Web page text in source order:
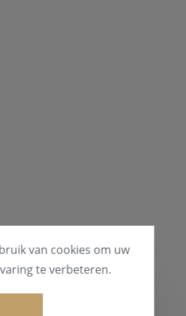
van cookies om uw
te verbeteren.